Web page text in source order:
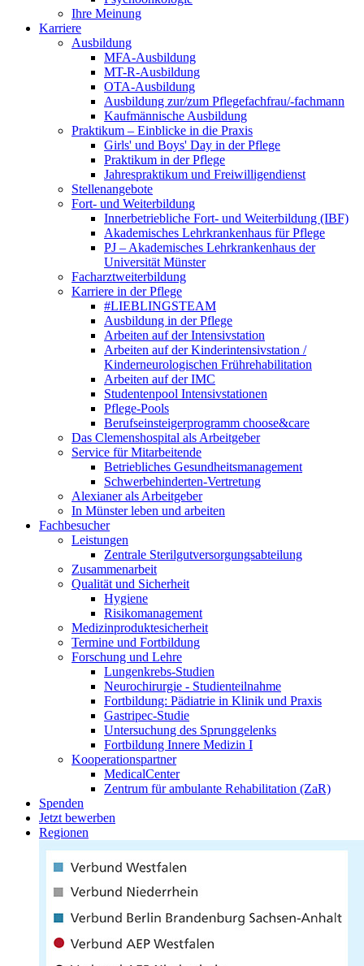
Ihre Meinung
Karriere
Ausbildung
MFA-Ausbildung
MT-R-Ausbildung
OTA-Ausbildung
Ausbildung zur/zum Pflegefachfrau/-fachmann
Kaufmännische Ausbildung
Praktikum – Einblicke in die Praxis
Girls' und Boys' Day in der Pflege
Praktikum in der Pflege
Jahrespraktikum und Freiwilligendienst
Stellenangebote
Fort- und Weiterbildung
Innerbetriebliche Fort- und Weiterbildung (IBF)
Akademisches Lehrkrankenhaus für Pflege
PJ – Akademisches Lehrkrankenhaus der
Universität Münster
Facharztweiterbildung
Karriere in der Pflege
#LIEBLINGSTEAM
Ausbildung in der Pflege
Arbeiten auf der Intensivstation
Arbeiten auf der Kinderintensivstation /
Kinderneurologischen Frührehabilitation
Arbeiten auf der IMC
Studentenpool Intensivstationen
Pflege-Pools
Berufseinsteigerprogramm choose&care
Das Clemenshospital als Arbeitgeber
Service für Mitarbeitende
Betriebliches Gesundheitsmanagement
Schwerbehinderten-Vertretung
Alexianer als Arbeitgeber
In Münster leben und arbeiten
Fachbesucher
Leistungen
Zentrale Sterilgutversorgungsabteilung
Zusammenarbeit
Qualität und Sicherheit
Hygiene
Risikomanagement
Medizinproduktesicherheit
Termine und Fortbildung
Forschung und Lehre
Lungenkrebs-Studien
Neurochirurgie - Studienteilnahme
Fortbildung: Pädiatrie in Klinik und Praxis
Gastripec-Studie
Untersuchung des Sprunggelenks
Fortbildung Innere Medizin I
Kooperationspartner
MedicalCenter
Zentrum für ambulante Rehabilitation (ZaR)
Spenden
Jetzt bewerben
Regionen